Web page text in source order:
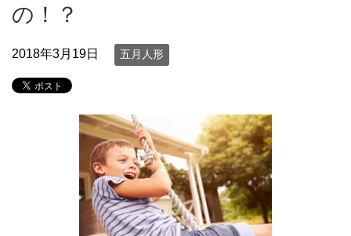
の！？
2018年3月19日 五月人形